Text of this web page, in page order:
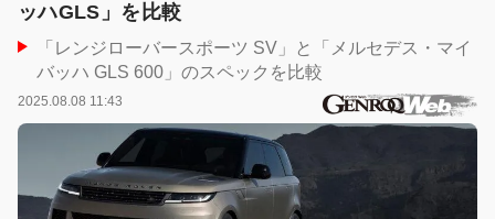
ッハGLS」を比較
「レンジローバースポーツ SV」と「メルセデス・マイ
バッハ GLS 600」のスペックを比較
2025.08.08 11:43